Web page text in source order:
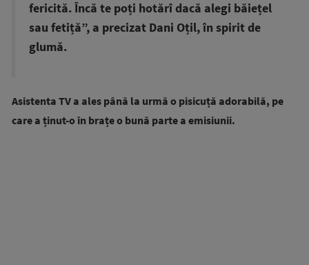
fericită. Încă te poți hotărî dacă alegi băiețel
sau fetiță”, a precizat Dani Oțil, în spirit de
glumă.
Asistenta TV a ales până la urmă o pisicuță adorabilă, pe
care a ținut-o în brațe o bună parte a emisiunii.